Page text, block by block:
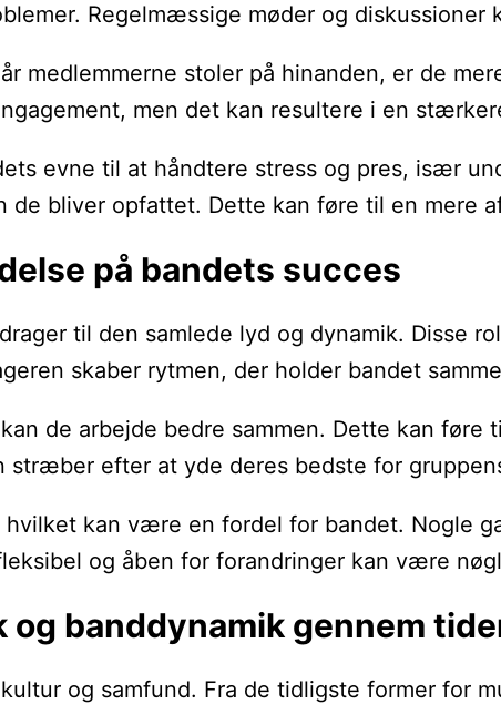
Regelmæssige møder og
medlemmerne stoler på hinanden, er de
men det kan resultere i en
evne til at håndtere stress og pres, især
de bliver opfattet. Dette kan føre til en
på bandets succes
til den samlede lyd og dynamik. Disse
skaber rytmen, der holder bandet
de arbejde bedre sammen. Dette kan
stræber efter at yde deres bedste for
kan være en fordel for bandet. Nogle
og åben for forandringer kan være
banddynamik gennem
og samfund. Fra de tidligste former for